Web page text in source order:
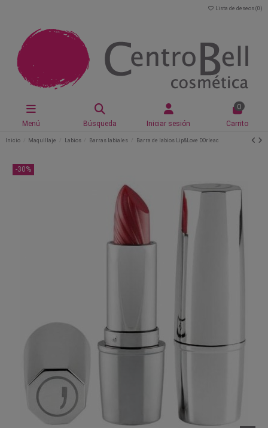
Lista de deseos (0 )
Menú Búsqueda Iniciar sesión
0
Carrito
Inicio Maquillaje Labios Barras labiales Barra de labios Lip&Love DOrleac
-30%